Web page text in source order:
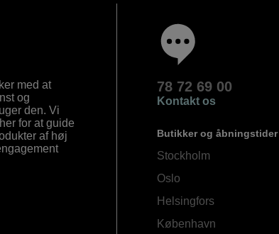
med at
og
den. Vi
for at guide
af høj
78 72 69 00
Kontakt os
Butikker og åbningstider
Stockholm
Oslo
Helsingfors
København